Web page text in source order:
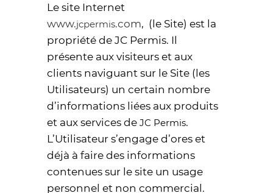
Le site Internet
www.jcpermis.com, (le Site) est la
propriété de JC Permis. Il
présente aux visiteurs et aux
clients naviguant sur le Site (les
Utilisateurs) un certain nombre
d’informations liées aux produits
et aux services deJC Permis.
L’Utilisateur s’engage d’ores et
déjà à faire des informations
contenues sur le site un usage
personnel et non commercial.